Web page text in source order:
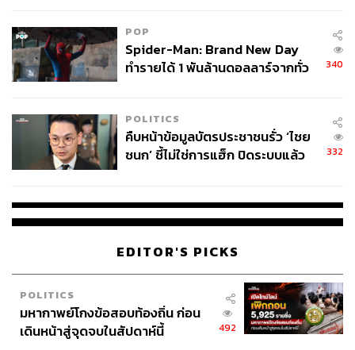
เขียนไม่เคยรู้จักมาก่อน ทักแชตหลังไมค์มาถามผู้เขียน บาง
คนขอให้ผู้เขียนเล่าประวัติครูบาบุญชุ่มให้เขาฟัง ว่าเป็นใคร
อย่างไร ทำไมท่านถึงไปอยู่พม่า ท่านเป็นคนไทยหรือคนพม่า
ทำไมคนถึงศรัทธาท่านจัง ฯลฯ หรือแม้แต่เข้ามาถามผู้เขียน
โอกาสจะได้กราบท่าน หรือได้ชมบารมีของท่านไหม” หรือ
หลายคนเข้ามาถามว่า “วัดพระธาตุดอนเรืองอยู่ตรงไหน” (วัด
พระธาตุดอนเรือง วัดของครูบาบุญชุ่ม) “ถ้าจะเดินทางไป ต้อง
ในบทความหน้า และจะมาเล่าประสบการณ์ เมื่อครั้งที่ผู้เขียน
ได้เดินทางไปเก็บข้อมูลในงานวันเกิดครูบาบุญชุ่มให้ฟังนะ
POP
Spider-Man: Brand New Day
ทำรายได้ 1 พันล้านดอลลาร์จากทั่ว
340
POLITICS
คืบหน้าข้อมูลบัตรประชาชนรั่ว ‘ไชย
ชนก’ ชี้ไม่ใช่การแฮ็ก ปิดระบบแล้ว
332
EDITOR'S PICKS
POLITICS
มหากาพย์โกงข้อสอบท้องถิ่น ก่อน
เดินหน้าสู่จุดจบในสัปดาห์นี้
492